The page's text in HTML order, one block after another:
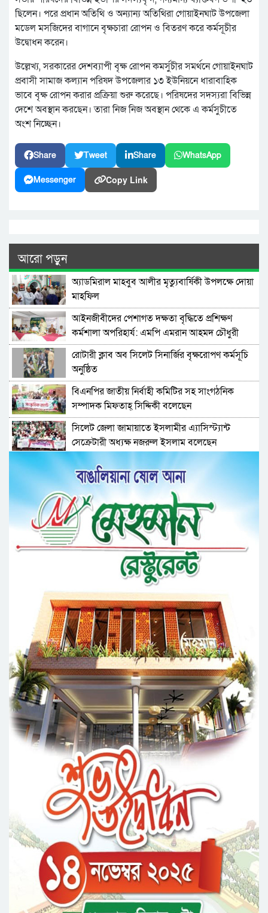
ছিলেন। পরে প্রধান অতিথি ও অন্যান্য অতিথিরা গোয়াইনঘাট উপজেলা
মডেল মসজিদের বাগানে বৃক্ষচারা রোপন ও বিতরণ করে কর্মসূচীর
উদ্বোধন করেন।
উল্লেখ্য, সরকারের দেশব্যাপী বৃক্ষ রোপন কমর্সুচীর সমর্থনে গোয়াইনঘাট
প্রবাসী সামাজ কল্যান পরিষদ উপজেলার ১৩ ইউনিয়নে ধারাবাহিক
ভাবে বৃক্ষ রোপন করার প্রক্রিয়া শুরু করেছে। পরিষদের সদস্যরা বিভিন্ন
দেশে অবস্থান করছেন। তারা নিজ নিজ অবস্থান থেকে এ কর্মসুচীতে
অংশ নিচ্ছেন।
Share Tweet Share WhatsApp
Messenger Copy Link
আরো পড়ুন
অ্যাডমিরাল মাহবুব আলীর মৃত্যুবার্ষিকী উপলক্ষে দোয়া
মাহফিল
‎আইনজীবীদের পেশাগত দক্ষতা বৃদ্ধিতে প্রশিক্ষণ
কর্মশালা অপরিহার্য: এমপি এমরান আহমদ চৌধুরী
রোটারী ক্লাব অব সিলেট সিনার্জির বৃক্ষরোপণ কর্মসূচি
অনুষ্ঠিত
বিএনপির জাতীয় নির্বাহী কমিটির সহ সাংগঠনিক
সম্পাদক মিফতাহ্ সিদ্দিকী বলেছেন
সিলেট জেলা জামায়াতে ইসলামীর এ্যাসিস্ট্যান্ট
সেক্রেটারী অধ্যক্ষ নজরুল ইসলাম বলেছেন
সিলেটে গ্যাস সংকট নিয়ে যা বলল জালালাবাদ
প্রতিষ্ঠার এক বছর: গবেষণা, অর্জন ও অঙ্গীকারে নতুন
দিগন্তে মেট্রোপলিটন ইউনিভার্সিটি রিসার্চ সোসাইটি
জেলা পরিষদের প্রশাসক আবুল কাহের চৌধুরী জুলাই
স্মৃতিস্তম্ভে শ্রদ্ধা নিবেদন
সিলেট মহানগর ছাত্রশিবিরের মিছিল সম্পন্ন
ধরিত্রী রক্ষায় আমরা’র উদ্যোগে সিলেটে বৃক্ষ রোপনের
কর্মসূচি পালন
সিলেটে সড়ক দু*র্ঘ*ট*নায় প্রাণ গেল যুবকের
নর্থ ইস্ট ইউনিভার্সিটিতে রচনা ও আবৃত্তি
প্রতিযোগিতার পুরষ্কার বিতরণী অনুষ্ঠিত
সিকৃবি’তে জুলাই গণ-অভ্যুত্থান দিবস উপলক্ষে
বৃক্ষরোপণ কর্মসুচি পালন
রসময় মেমোরিয়াল উচ্চ বিদ্যালয়ের নতুন ভবনের
উদ্বোধন করলেন মন্ত্রী মুক্তাদির
মেট্রোপলিটন ইউনিভার্সিটিতে “পারস্য কবিতা ও বাংলা
কবিতা: যোগাযোগ ও সম্ভাবনা” শীর্ষক সেমিনার